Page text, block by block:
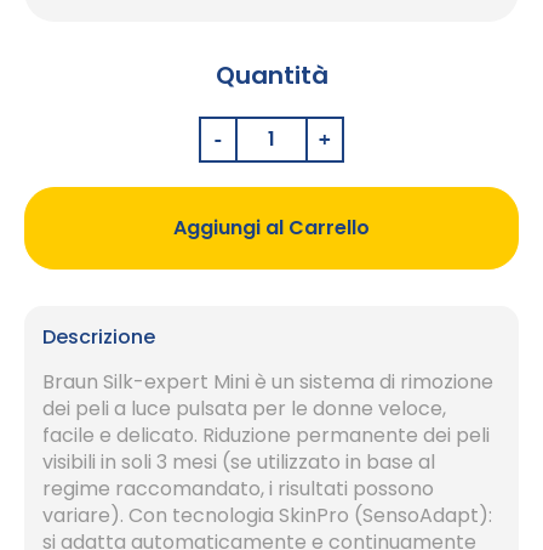
Quantità
Aggiungi al Carrello
Descrizione
Braun Silk-expert Mini è un sistema di rimozione
dei peli a luce pulsata per le donne veloce,
facile e delicato. Riduzione permanente dei peli
visibili in soli 3 mesi (se utilizzato in base al
regime raccomandato, i risultati possono
variare). Con tecnologia SkinPro (SensoAdapt):
si adatta automaticamente e continuamente